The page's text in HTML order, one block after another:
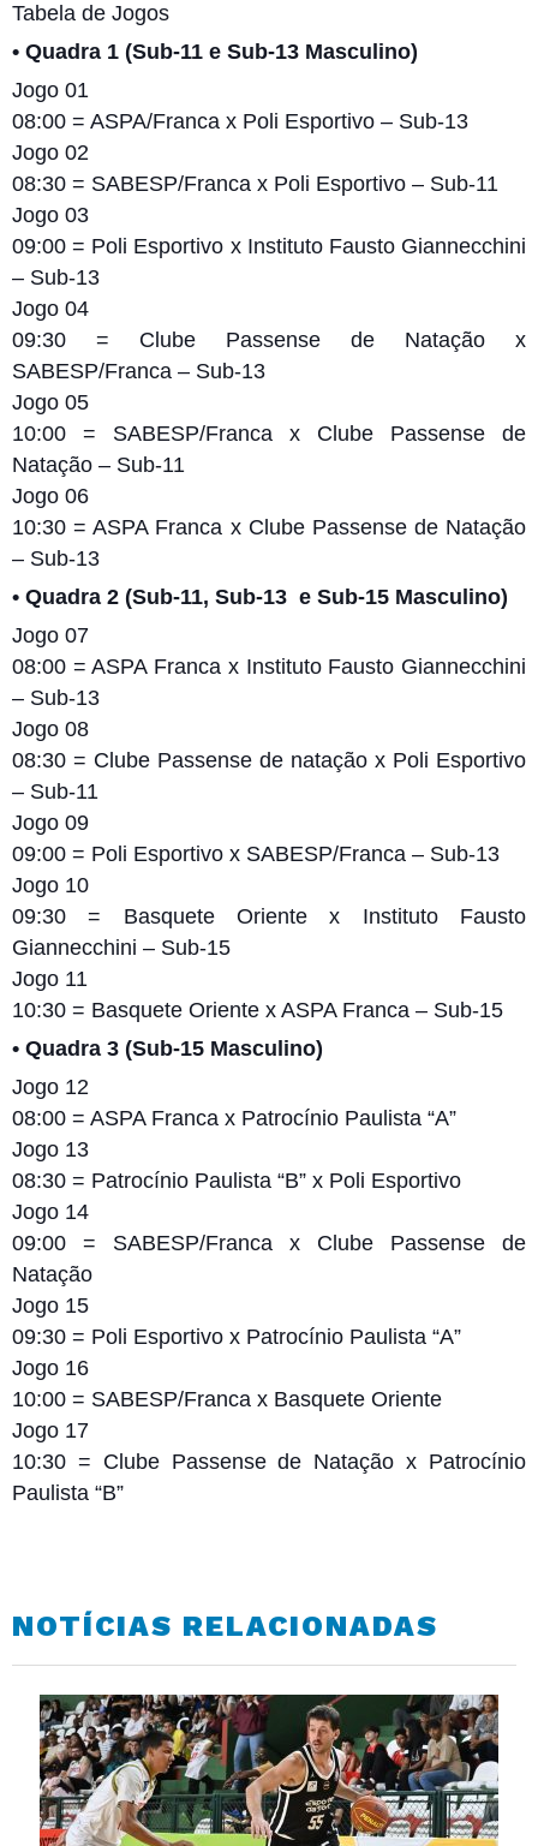
Tabela de Jogos
• Quadra 1 (Sub-11 e Sub-13 Masculino)
Jogo 01
08:00 = ASPA/Franca x Poli Esportivo – Sub-13
Jogo 02
08:30 = SABESP/Franca x Poli Esportivo – Sub-11
Jogo 03
09:00 = Poli Esportivo x Instituto Fausto Giannecchini
– Sub-13
Jogo 04
09:30 = Clube Passense de Natação x
SABESP/Franca – Sub-13
Jogo 05
10:00 = SABESP/Franca x Clube Passense de
Natação – Sub-11
Jogo 06
10:30 = ASPA Franca x Clube Passense de Natação
– Sub-13
• Quadra 2 (Sub-11, Sub-13 e Sub-15 Masculino)
Jogo 07
08:00 = ASPA Franca x Instituto Fausto Giannecchini
– Sub-13
Jogo 08
08:30 = Clube Passense de natação x Poli Esportivo
– Sub-11
Jogo 09
09:00 = Poli Esportivo x SABESP/Franca – Sub-13
Jogo 10
09:30 = Basquete Oriente x Instituto Fausto
Giannecchini – Sub-15
Jogo 11
10:30 = Basquete Oriente x ASPA Franca – Sub-15
• Quadra 3 (Sub-15 Masculino)
Jogo 12
08:00 = ASPA Franca x Patrocínio Paulista “A”
Jogo 13
08:30 = Patrocínio Paulista “B” x Poli Esportivo
Jogo 14
09:00 = SABESP/Franca x Clube Passense de
Natação
Jogo 15
09:30 = Poli Esportivo x Patrocínio Paulista “A”
Jogo 16
10:00 = SABESP/Franca x Basquete Oriente
Jogo 17
10:30 = Clube Passense de Natação x Patrocínio
Paulista “B”
NOTÍCIAS RELACIONADAS